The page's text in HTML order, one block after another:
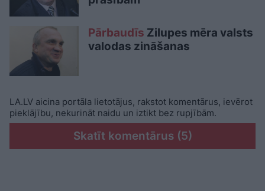
Pārbaudīs Zilupes mēra valsts
valodas zināšanas
LA.LV aicina portāla lietotājus, rakstot komentārus, ievērot
pieklājību, nekurināt naidu un iztikt bez rupjībām.
Skatīt komentārus (5)